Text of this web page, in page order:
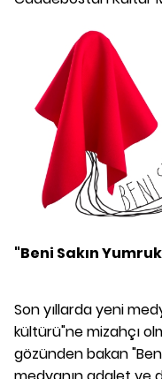
"Beni Sakın
Son yıllarda yeni
kültürü"ne mizahçı
gözünden bakan